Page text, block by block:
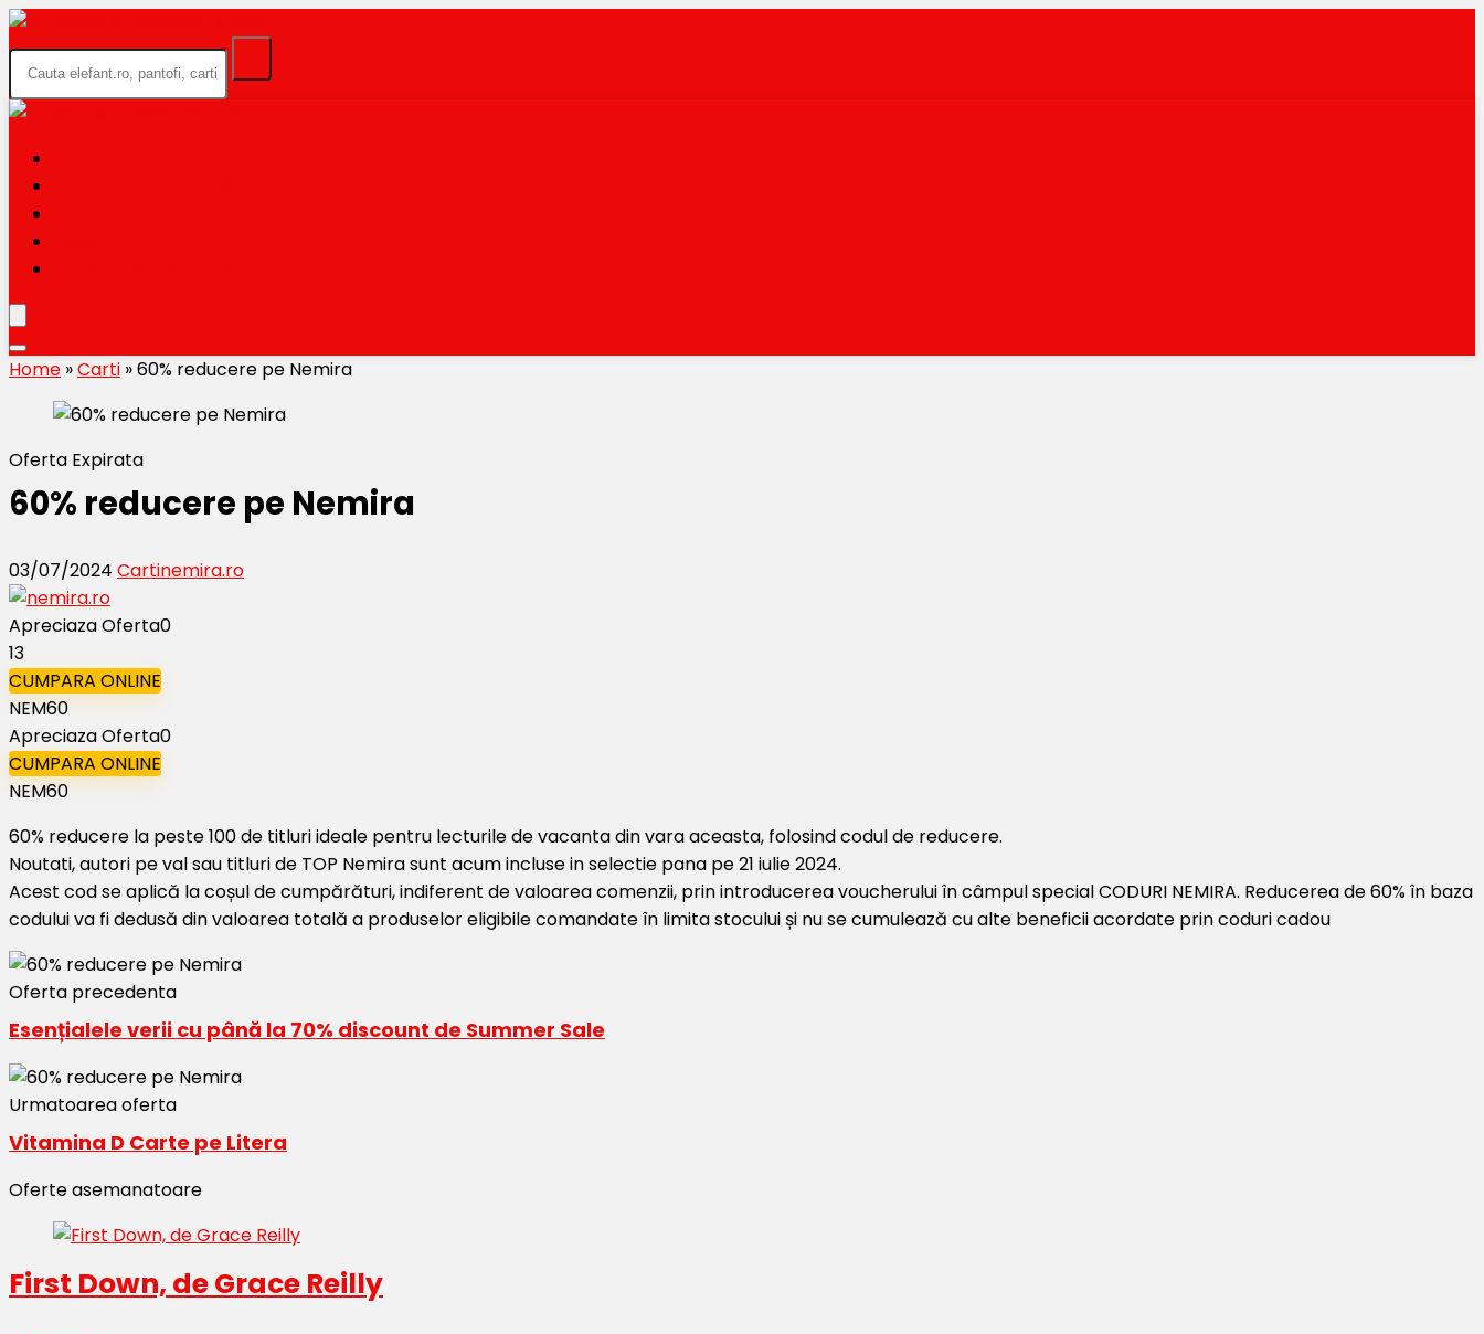
Home »Carti »60% reducere pe Nemira
Oferta Expirata
60% reducere pe Nemira
03/07/2024 Cartinemira.ro
Apreciaza Oferta0
13
CUMPARA ONLINE
NEM60
Apreciaza Oferta0
CUMPARA ONLINE
NEM60
60% reducere la peste 100 de titluri ideale pentru lecturile de vacanta din vara aceasta, folosind codul de reducere.
Noutati, autori pe val sau titluri de TOP Nemira sunt acum incluse in selectie pana pe 21 iulie 2024.
Acest cod se aplică la coșul de cumpărături, indiferent de valoarea comenzii, prin introducerea voucherului în câmpul special CODURI NEMIRA. Reducerea de 60% în baza
codului va fi dedusă din valoarea totală a produselor eligibile comandate în limita stocului și nu se cumulează cu alte beneficii acordate prin coduri cadou
Oferta precedenta
Esențialele verii cu până la 70% discount de Summer Sale
Urmatoarea oferta
Vitamina D Carte pe Litera
Oferte asemanatoare
First Down, de Grace Reilly